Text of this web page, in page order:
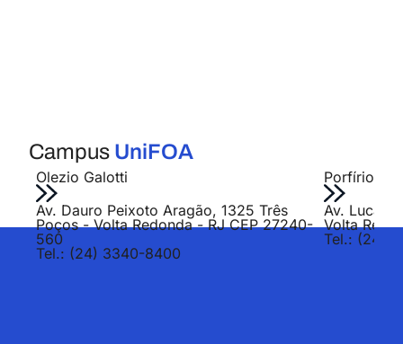
Campus UniFOA
Olezio Galotti
Av. Dauro Peixoto Aragão, 1325 Três
Poços - Volta Redonda - RJ CEP 27240-
560
Tel.: (24) 3340-8400
Porfírio
Av. Lucas
Volta
Tel.: (24)